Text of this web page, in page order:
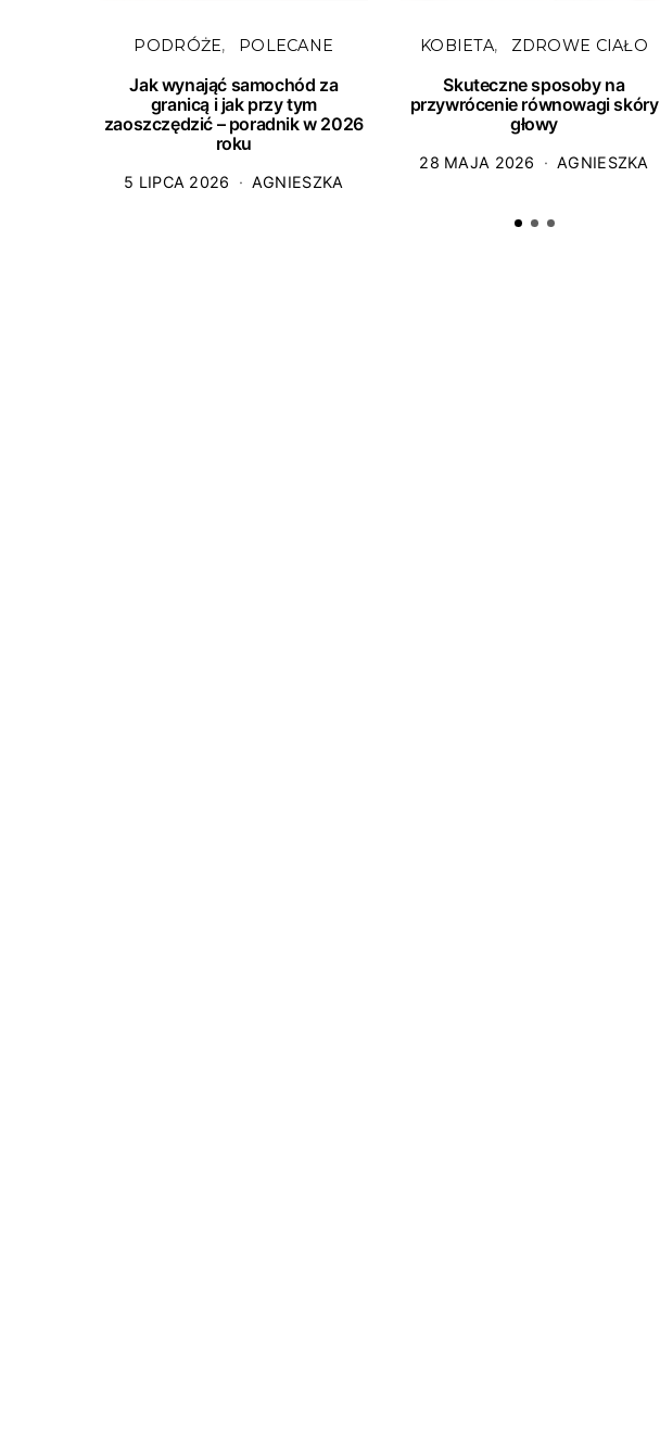
PODRÓŻE POLECANE
Jak wynająć samochód za
granicą i jak przy tym
zaoszczędzić – poradnik w 2026
roku
5 LIPCA 2026 AGNIESZKA
KOBIETA ZDROWE CIAŁO
Skuteczne sposoby na
przywrócenie równowagi skóry
głowy
28 MAJA 2026 AGNIESZKA